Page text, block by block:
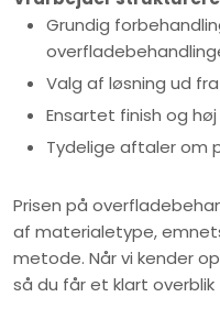
Grundig
​Valg af løsning ud
​Ensartet finish og
​Tydelige aftaler om
Prisen på
af materialetype,
metode. Når vi kender
så du får et klart